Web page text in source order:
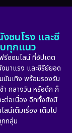
ชนโรง และซี
ทุกแนว
ออนไลน์ ที่อัปเดต
มาแรง และซีรีย์ยอด
บันเทิง พร้อมรองรับ
า กลางวัน หรือดึก ก็
ะต่อเนื่อง อีกทั้งยังมี
น์เต็มเรื่อง เต็มไป
กกลุ่ม